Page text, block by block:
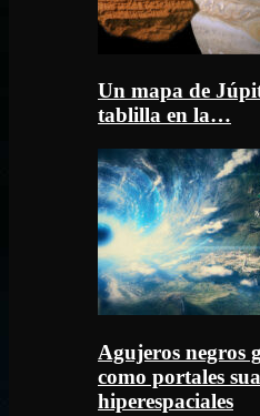
Un mapa de
tablilla en la…
Agujeros negros
como portales
hiperespaciales